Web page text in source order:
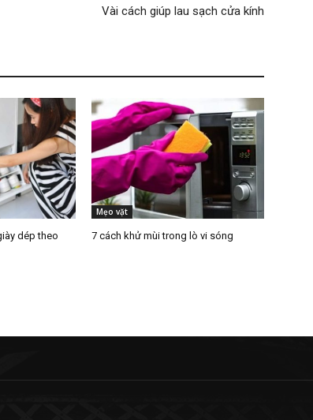
Vài cách giúp lau sạch cửa kính
dép theo
Mẹo vặt
7 cách khử mùi trong lò vi sóng